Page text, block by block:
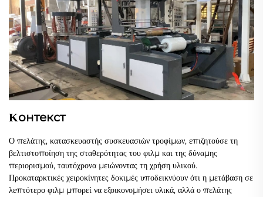
Κонтекст
Ο πελάτης, κατασκευαστής συσκευασιών τροφίμων, επιζητούσε τη
βελτιστοποίηση της σταθερότητας του φιλμ και της δύναμης
περιορισμού, ταυτόχρονα μειώνοντας τη χρήση υλικού.
Προκαταρκτικές χειροκίνητες δοκιμές υποδεικνύουν ότι η μετάβαση σε
λεπτότερο φιλμ μπορεί να εξοικονομήσει υλικά, αλλά ο πελάτης